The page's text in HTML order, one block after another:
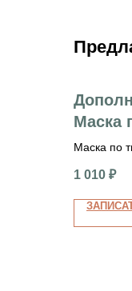
Маска
Маска по
1 010 ₽